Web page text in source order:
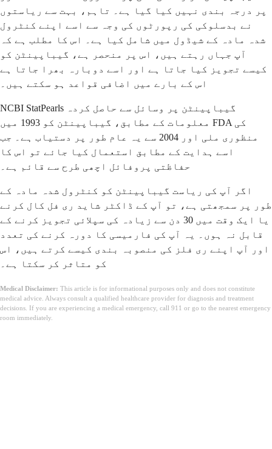
پر درجہ بندی نہیں کیا گیا ہے۔ تاہم، بہت سے ریاستوں
نے بدسلوکی کی رپورٹوں کی وجہ سے اسے اپنے کنٹرول
شدہ مادہ کے شیڈول میں شامل کیا ہے۔ اس کا مطلب ہے کہ
آپ جہاں رہتے ہیں، اس پر منحصر ہے، گیباپینٹن کو
کیسے تجویز کیا جاتا ہے اور اسے دوبارہ بھرا جاتا ہے
اس کے بارے میں اضافی قواعد ہو سکتے ہیں۔
NCBI StatPearls گیباپینٹن پر وسائل سے حاصل کردہ
معلومات کے مطابق، گیباپینٹن کو 1993 میں FDA کی
منظوری ملی اور 2004 سے یہ عام طور پر دستیاب ہے۔ جب
اسے ہدایت کے مطابق استعمال کیا جائے تو اس کا
حفاظتی پروفائل اچھی طرح سے قائم ہے۔
اگر آپ کی ریاست گیباپینٹن کو کنٹرول شدہ مادہ کے
طور پر سمجھتی ہے، تو آپ کے ڈاکٹر شاید ری فل کال کرنے
یا ایک وقت میں 30 دن سے زیادہ کی سپلائی تجویز کرنے کے
قابل نہ ہوں۔ یہ آپ کی فارمیسی کا دورہ کرنے کی تعدد
اور آپ اپنے ری فلز کی منصوبہ بندی کیسے کرتے ہیں، اس
کو متاثر کر سکتا ہے۔
Medical Disclaimer: This article is for informational purposes only and does not constitute
medical advice. Always consult a qualified healthcare provider for diagnosis and treatment
decisions. If you are experiencing a medical emergency, call 911 or go to the nearest emergency
room immediately.